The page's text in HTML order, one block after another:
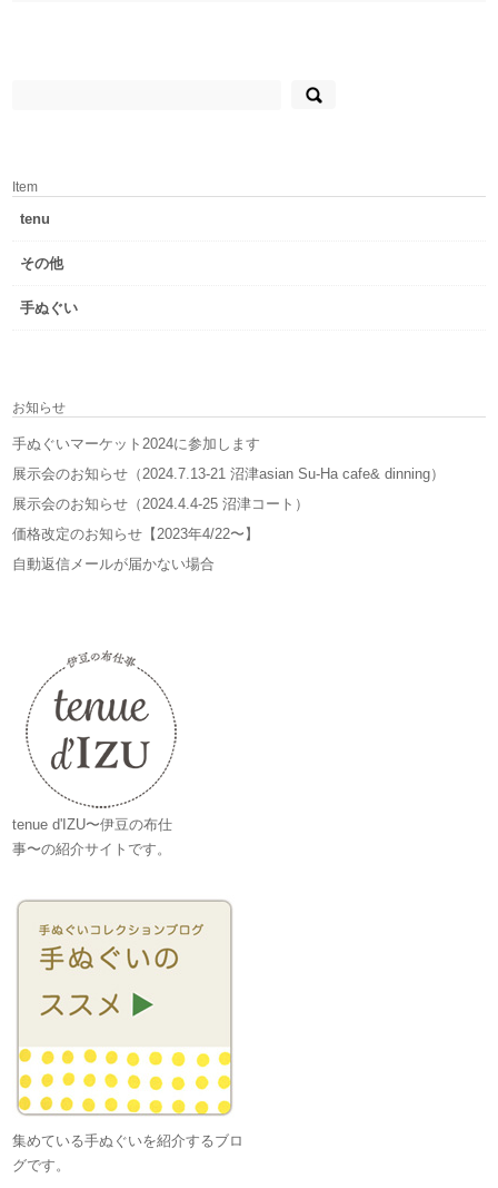
Item
tenu
その他
手ぬぐい
お知らせ
手ぬぐいマーケット2024に参加します
展示会のお知らせ（2024.7.13-21 沼津asian Su-Ha cafe& dinning）
展示会のお知らせ（2024.4.4-25 沼津コート）
価格改定のお知らせ【2023年4/22〜】
自動返信メールが届かない場合
tenue d'IZU〜伊豆の布仕
事〜の紹介サイトです。
集めている手ぬぐいを紹介するブロ
グです。